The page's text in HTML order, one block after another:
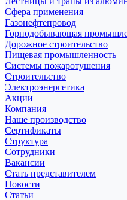
Сфера применения
Газонефтепровод
Горнодобывающая
Дорожное строительство
Пищевая промышленность
Системы пожаротушения
Строительство
Электроэнергетика
Акции
Компания
Наше производство
Сертификаты
Структура
Сотрудники
Вакансии
Стать представителем
Новости
Статьи